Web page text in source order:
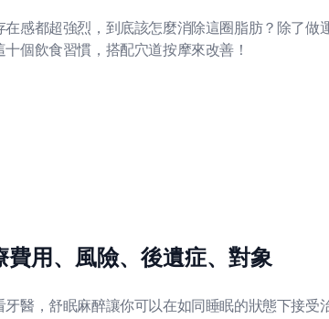
感都超強烈，到底該怎麼消除這圈脂肪？除了做
個飲食習慣，搭配穴道按摩來改善！
用、風險、後遺症、對象
醫，舒眠麻醉讓你可以在如同睡眠的狀態下接受